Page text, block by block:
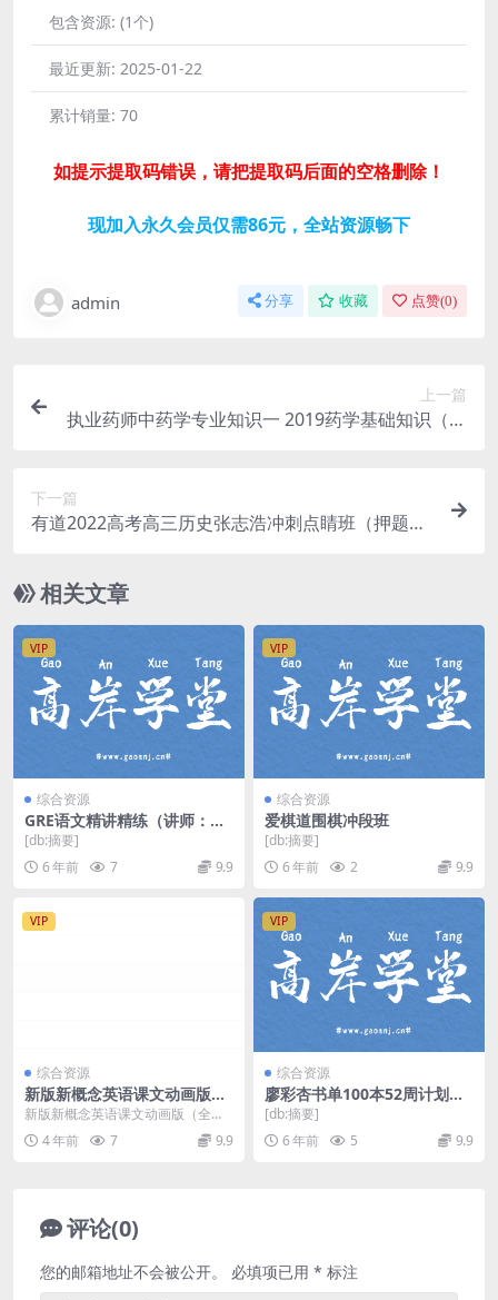
包含资源: (1个)
最近更新: 2025-01-22
累计销量: 70
如提示提取码错误，请把提取码后面的空格删除！
现加入永久会员仅需86元，全站资源畅下
admin 分享 收藏 点赞(0)
上一篇
执业药师中药学专业知识一 2019药学基础知识（非
下一篇
有道2022高考高三历史张志浩冲刺点睛班（押题
相关文章
VIP
综合资源
GRE语文精讲精练（讲师：赵
新侃 课时：20）百度网盘
[db:摘要]
6 年前
7 9.9
VIP
综合资源
爱棋道围棋冲段班
[db:摘要]
6 年前
2 9.9
VIP
综合资源
新版新概念英语课文动画版
（全四册）
新版新概念英语课文动画版（全四
册）1(1).2G RM版├新概念英语1-4
自学导...
4 年前 7 9.9
VIP
综合资源
廖彩杏书单100本52周计划安
排 百度网盘
[db:摘要]
6 年前
5 9.9
评论(0)
您的邮箱地址不会被公开。 必填项已用 * 标注